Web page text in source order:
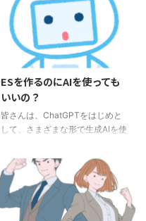
ESを作るのにAIを使っても
いいの？
皆さんは、ChatGPTをはじめと
して、さまざまな形で生成AIを使
ート作成などにおいても、生成AI
を使うと便利だということは知っ
ているかもしれません。ただ、気
を付けないとならないことは、生
成AIを使って書いたものは、自分